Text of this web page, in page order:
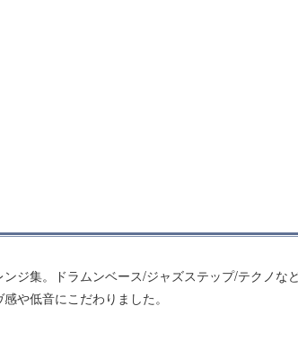
ジ集。ドラムンベース/ジャズステップ/テクノな
や低音にこだわりました。